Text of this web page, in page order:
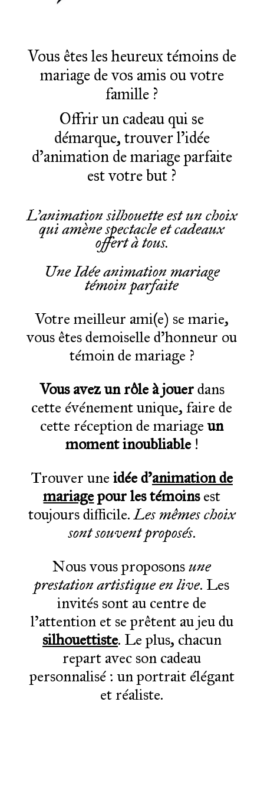
Vous êtes les heureux témoins de
mariage de vos amis ou votre
famille ?
Offrir un cadeau qui se
démarque, trouver l’idée
d’animation de mariage parfaite
est votre but ?
L’animation silhouette est un choix
qui amène spectacle et cadeaux
offert à tous.
Une Idée animation mariage
témoin parfaite
Votre meilleur ami(e) se marie,
vous êtes demoiselle d’honneur ou
témoin de mariage ?
Vous avez un rôle à jouerdans
cette événement unique, faire de
cette réception de mariageun
moment inoubliable!
Trouver uneidée d’animation de
mariagepour les témoinsest
toujours difficile.Les mêmes choix
sont souvent proposés.
Nous vous proposonsune
prestation artistique en live. Les
invités sont au centre de
l’attention et se prêtent au jeu du
silhouettiste. Le plus, chacun
repart avec son cadeau
personnalisé : un portrait élégant
et réaliste.